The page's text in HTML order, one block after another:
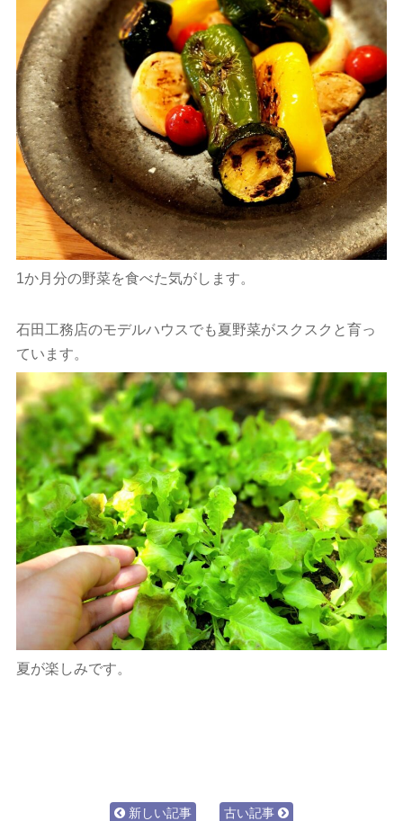
1か月分の野菜を食べた気がします。
石田工務店のモデルハウスでも夏野菜がスクスクと育っ
ています。
夏が楽しみです。
新しい記事 古い記事